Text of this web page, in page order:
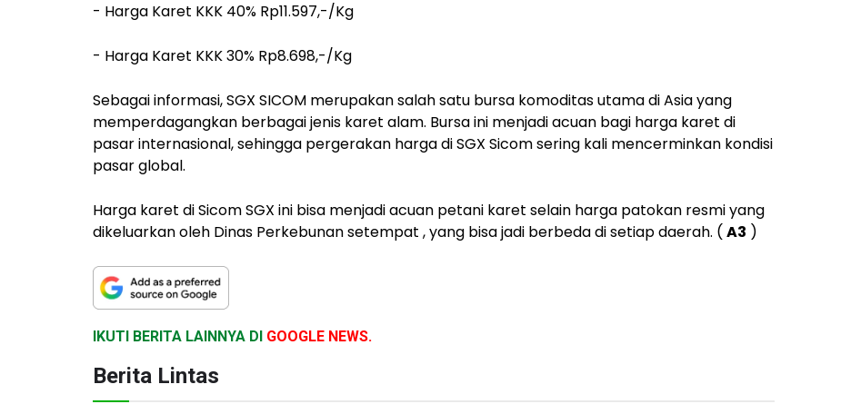
- Harga Karet KKK 40% Rp11.597,-/Kg
- Harga Karet KKK 30% Rp8.698,-/Kg
Sebagai informasi, SGX SICOM merupakan salah satu bursa komoditas utama di Asia yang
memperdagangkan berbagai jenis karet alam. Bursa ini menjadi acuan bagi harga karet di
pasar internasional, sehingga pergerakan harga di SGX Sicom sering kali mencerminkan kondisi
pasar global.
Harga karet di Sicom SGX ini bisa menjadi acuan petani karet selain harga patokan resmi yang
dikeluarkan oleh Dinas Perkebunan setempat , yang bisa jadi berbeda di setiap daerah. ( A3 )
IKUTI BERITA LAINNYA DI GOOGLE NEWS.
Berita Lintas